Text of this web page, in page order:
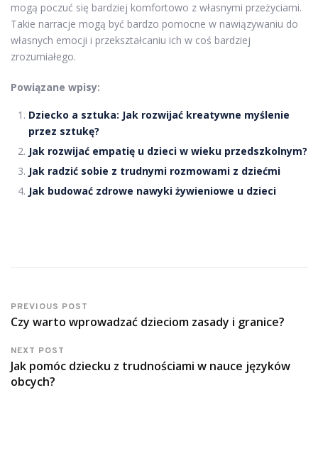
mogą poczuć się bardziej komfortowo z własnymi przeżyciami.
Takie narracje mogą być bardzo pomocne w nawiązywaniu do
własnych emocji i przekształcaniu ich w coś bardziej
zrozumiałego.
Powiązane wpisy:
Dziecko a sztuka: Jak rozwijać kreatywne myślenie
przez sztukę?
Jak rozwijać empatię u dzieci w wieku przedszkolnym?
Jak radzić sobie z trudnymi rozmowami z dziećmi
Jak budować zdrowe nawyki żywieniowe u dzieci
PREVIOUS POST
Czy warto wprowadzać dzieciom zasady i granice?
NEXT POST
Jak pomóc dziecku z trudnościami w nauce języków
obcych?